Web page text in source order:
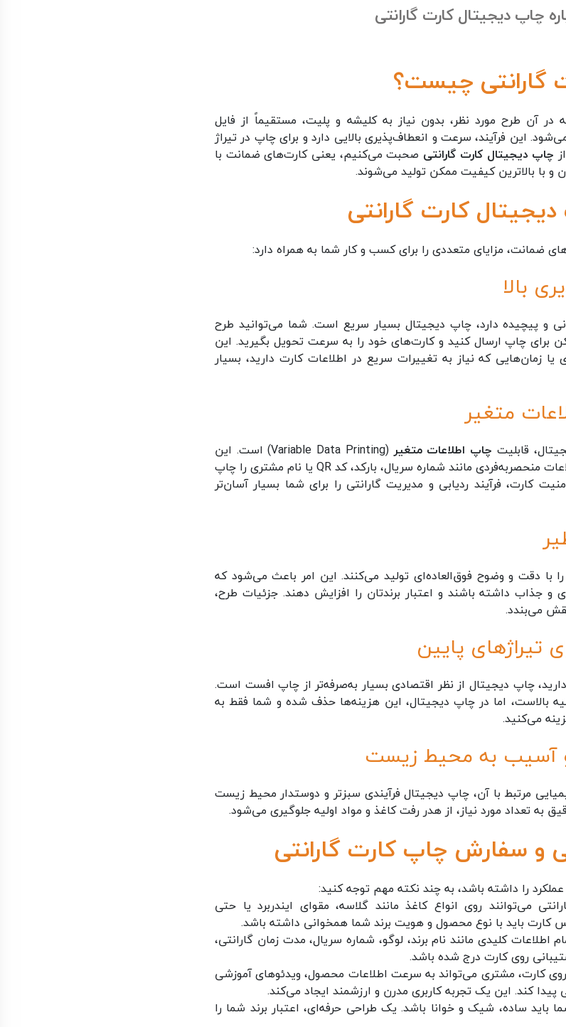
چاپ دیجیتال کارت گارانتی
گارانتی چیست؟
آن طرح مورد نظر، بدون نیاز به کلیشه و پلیت، مستقیماً از فایل
این فرآیند، سرعت و انعطاف‌پذیری بالایی دارد و برای چاپ در تیراژ
چاپ دیجیتال کارت گارانتی صحبت می‌کنیم، یعنی کارت‌های ضمانت با
و با بالاترین کیفیت ممکن تولید می‌شوند.
کارت گارانتی
ضمانت، مزایای متعددی را برای کسب و کار شما به همراه دارد:
و پیچیده دارد، چاپ دیجیتال بسیار سریع است. شما می‌توانید طرح
برای چاپ ارسال کنید و کارت‌های خود را به سرعت تحویل بگیرید. این
زمان‌هایی که نیاز به تغییرات سریع در اطلاعات کارت دارید، بسیار
قابلیت چاپ اطلاعات متغیر
(Variable Data Printing) است. این
یعنی شما می‌توانید در هر کارت، اطلاعات منحصربه‌فردی مانند شماره سریال، بارکد، کد QR یا نام مشتری را چاپ
کارت، فرآیند ردیابی و مدیریت گارانتی را برای شما بسیار آسان‌تر
با دقت و وضوح فوق‌العاده‌ای تولید می‌کنند. این امر باعث می‌شود که
و جذاب داشته باشند و اعتبار برندتان را افزایش دهند. جزئیات طرح،
می‌بندد.
دارید، چاپ دیجیتال از نظر اقتصادی بسیار به‌صرفه‌تر از چاپ افست است.
بالاست، اما در چاپ دیجیتال، این هزینه‌ها حذف شده و شما فقط به
می‌کنید.
مرتبط با آن، چاپ دیجیتال فرآیندی سبزتر و دوستدار محیط زیست
تعداد مورد نیاز، از هدر رفت کاغذ و مواد اولیه جلوگیری می‌شود.
و سفارش چاپ کارت گارانتی
را داشته باشد، به چند نکته مهم توجه کنید:
می‌توانند روی انواع کاغذ مانند گلاسه، مقوای ایندربرد یا حتی
کارت باید با نوع محصول و هویت برند شما همخوانی داشته باشد.
کلیدی مانند نام برند، لوگو، شماره سریال، مدت زمان گارانتی،
روی کارت درج شده باشد.
روی کارت، مشتری می‌تواند به سرعت اطلاعات محصول، ویدئوهای آموزشی
کند. این یک تجربه کاربری مدرن و ارزشمند ایجاد می‌کند.
باید ساده، شیک و خوانا باشد. یک طراحی حرفه‌ای، اعتبار برند شما را